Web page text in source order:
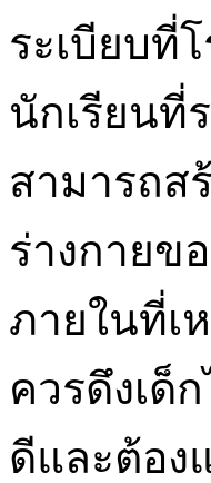
ระเบียบที่
นักเรียนที่
สามารถส
ร่างกายข
ภายในที่เ
ควรดึงเด็
ดีและต้อง